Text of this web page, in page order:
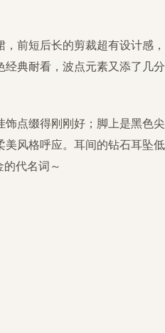
，前短后长的剪裁超有设计感，
典耐看， 波点元素又添了几分
饰点缀得刚刚好；脚上是黑色尖
风格呼应。耳间的钻石耳坠低
代名词～